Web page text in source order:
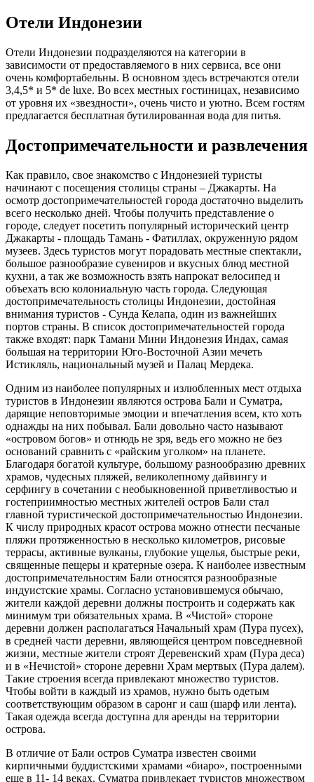
Отели Индонезии
Отели Индонезии подразделяются на категории в
зависимости от предоставляемого в них сервиса, все они
очень комфортабельны. В основном здесь встречаются отели
3,4,5* и 5* de luxe. Во всех местных гостиницах, независимо
от уровня их «звездности», очень чисто и уютно. Всем гостям
предлагается бесплатная бутилированная вода для питья.
Достопримечательности и развлечения
Как правило, свое знакомство с Индонезией туристы
начинают с посещения столицы страны – Джакарты. На
осмотр достопримечательностей города достаточно выделить
всего несколько дней. Чтобы получить представление о
городе, следует посетить популярный исторический центр
Джакарты - площадь Тамань - Фатиллах, окруженную рядом
музеев. Здесь туристов могут порадовать местные спектакли,
большое разнообразие сувениров и вкусных блюд местной
кухни, а так же возможность взять напрокат велосипед и
объехать всю колониальную часть города. Следующая
достопримечательность столицы Индонезии, достойная
внимания туристов - Сунда Келапа, один из важнейших
портов страны. В список достопримечательностей города
также входят: парк Тамани Мини Индонезия Индах, самая
большая на территории Юго-Восточной Азии мечеть
Истикляль, национальный музей и Палац Мердека.
Одним из наиболее популярных и излюбленных мест отдыха
туристов в Индонезии являются острова Бали и Суматра,
дарящие неповторимые эмоции и впечатления всем, кто хоть
однажды на них побывал. Бали довольно часто называют
«островом богов» и отнюдь не зря, ведь его можно не без
оснований сравнить с «райским уголком» на планете.
Благодаря богатой культуре, большому разнообразию древних
храмов, чудесных пляжей, великолепному дайвингу и
серфингу в сочетании с необыкновенной приветливостью и
гостеприимностью местных жителей остров Бали стал
главной туристической достопримечательностью Индонезии.
К числу природных красот острова можно отнести песчаные
пляжи протяженностью в несколько километров, рисовые
террасы, активные вулканы, глубокие ущелья, быстрые реки,
священные пещеры и кратерные озера. К наиболее известным
достопримечательностям Бали относятся разнообразные
индуистские храмы. Согласно установившемуся обычаю,
жители каждой деревни должны построить и содержать как
минимум три обязательных храма. В «Чистой» стороне
деревни должен располагаться Начальный храм (Пура пусех),
в средней части деревни, являющейся центром повседневной
жизни, местные жители строят Деревенский храм (Пура деса)
и в «Нечистой» стороне деревни Храм мертвых (Пура далем).
Такие строения всегда привлекают множество туристов.
Чтобы войти в каждый из храмов, нужно быть одетым
соответствующим образом в саронг и саш (шарф или лента).
Такая одежда всегда доступна для аренды на территории
острова.
В отличие от Бали остров Суматра известен своими
кирпичными буддистскими храмами «биаро», построенными
еще в 11- 14 веках. Суматра привлекает туристов множеством